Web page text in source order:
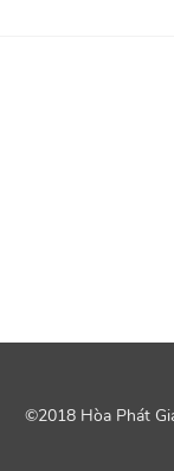
©2018 Hòa Phát